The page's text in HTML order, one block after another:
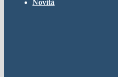
Novità